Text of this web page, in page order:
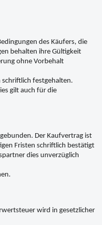
des Käufers, die
behalten ihre Gültigkeit
ohne Vorbehalt
schriftlich festgehalten.
gilt auch für die
Der Kaufvertrag ist
Fristen schriftlich bestätigt
dies unverzüglich
wird in gesetzlicher